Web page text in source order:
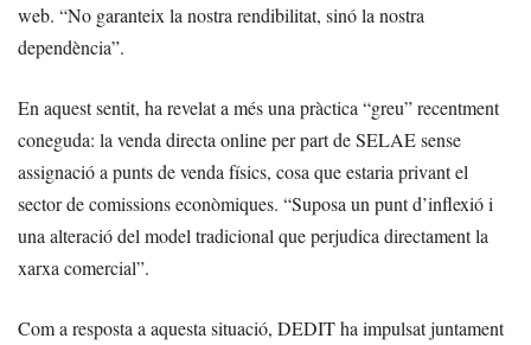
web. “No garanteix la nostra rendibilitat, sinó la nostra
dependència”.
En aquest sentit, ha revelat a més una pràctica “greu” recentment
coneguda: la venda directa online per part de SELAE sense
assignació a punts de venda físics, cosa que estaria privant el
sector de comissions econòmiques. “Suposa un punt d’inflexió i
una alteració del model tradicional que perjudica directament la
xarxa comercial”.
Com a resposta a aquesta situació, DEDIT ha impulsat juntament